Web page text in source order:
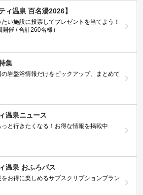
ィ温泉 百名湯2026】
い施設に投票してプレゼントを当てよう！
開催 / 合計260名様）
集
の岩盤浴情報だけをピックアップ。まとめて
温泉ニュース
と行きたくなる！お得な情報を掲載中
温泉 おふろパス
お得に楽しめるサブスクリプションプラン